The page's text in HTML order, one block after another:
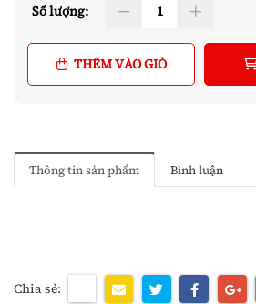
Số lượng:
THÊM VÀO GIỎ
Thông tin sản phẩm Bình luận
Chia sẻ: